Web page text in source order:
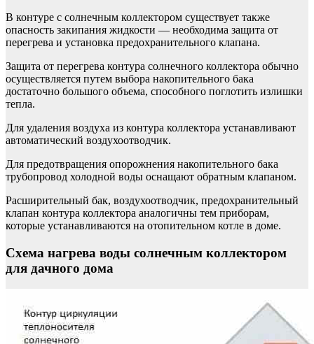
В контуре с солнечным коллектором существует также
опасность закипания жидкости — необходима защита от
перегрева и установка предохранительного клапана.
Защита от перегрева контура солнечного коллектора обычно
осуществляется путем выбора накопительного бака
достаточно большого объема, способного поглотить излишки
тепла.
Для удаления воздуха из контура коллектора устанавливают
автоматический воздухоотводчик.
Для предотвращения опорожнения накопительного бака
трубопровод холодной воды оснащают обратным клапаном.
Расширительный бак, воздухоотводчик, предохранительный
клапан контура коллектора аналогичны тем приборам,
которые устанавливаются на отопительном котле в доме.
Схема нагрева воды солнечным коллектором
для дачного дома